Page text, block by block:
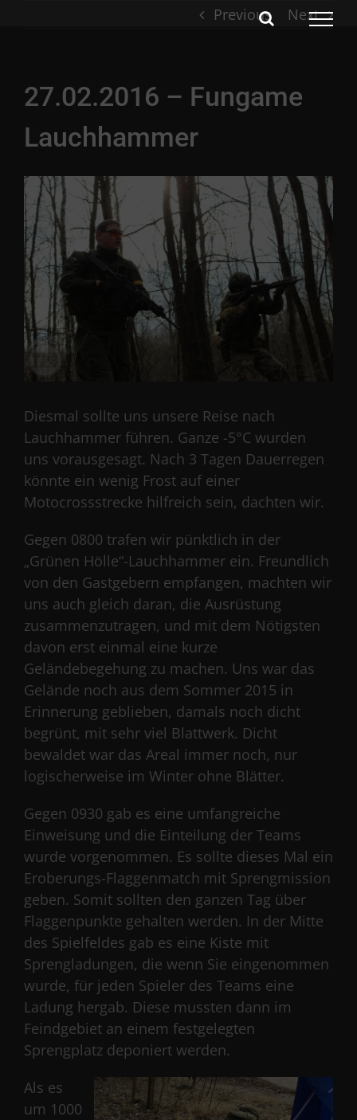
Previous Next
27.02.2016 – Fungame
Lauchhammer
Diesmal sollte uns unsere Reise nach
Lauchhammer führen. Ganze -5°C wurden
uns vorausgesagt. Nach 3 Tagen Dauerregen
könnte ein wenig Frost auf einer
Motocrossstrecke hilfreich sein, dachten wir.
Gegen 0800 trafen wir pünktlich in der
„Grünen Hölle“-Lauchhammer ein. Freundlich
von den Gastgebern empfangen, machten wir
uns auch gleich daran, die Ausrüstung
zusammenzutragen, und mit dem Nötigsten
davon erst einmal eine kurze
Geländebegehung zu machen. Uns war das
Gelände noch aus dem Sommer 2015 in
Erinnerung geblieben, damals noch dicht
begrünt, mit sehr viel Blattwerk. Dicht
bewaldet war das Areal immer noch, nur
logischerweise im Winter ohne Blätter.
Gegen 0930 gab es eine umfangreiche
Einweisung und die Einteilung der Teams
wurde vorgenommen. Es sollte dieses Mal ein
Eroberungs-Flaggenmatch mit Sprengmission
geben. Somit sollten den ganzen Tag über
Flaggenpunkte gehalten werden. In der Mitte
des Spielfeldes gab es eine Kiste mit
Sprengladungen, die wenn Sie eingenommen
wurde, für jeden Spieler des Teams eine
Ladung hergab. Diese mussten dann im
Feindgebiet an einem festgelegten
Sprengplatz deponiert werden.
Als es
um 1000